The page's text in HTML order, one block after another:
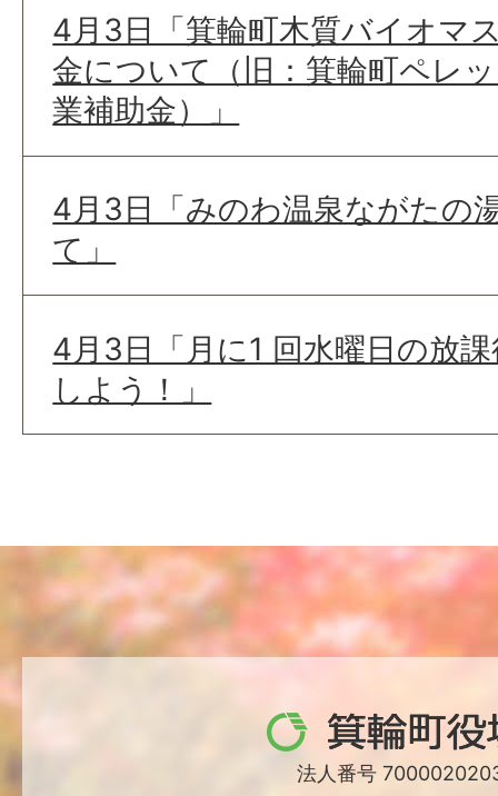
4月3日「箕輪町木質バイオマ
金について（旧：箕輪町ペレ
業補助金）」
4月3日「みのわ温泉ながたの
て」
4月3日「月に1 回水曜日の放
しよう！」
箕
輪法人番号